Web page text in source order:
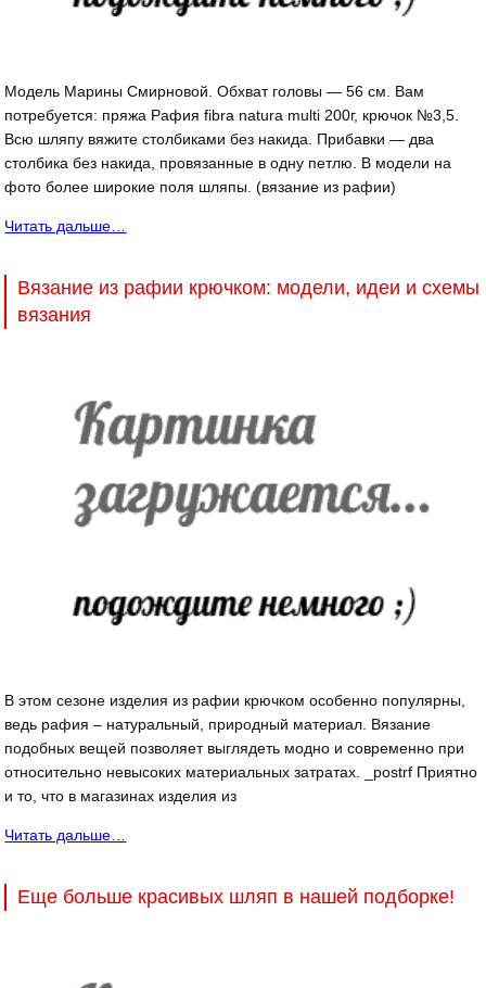
Модель Марины Смирновой. Обхват головы — 56 см. Вам
потребуется: пряжа Рафия fibra natura multi 200г, крючок №3,5.
Всю шляпу вяжите столбиками без накида. Прибавки — два
столбика без накида, провязанные в одну петлю. В модели на
фото более широкие поля шляпы. (вязание из рафии)
Читать дальше…
Вязание из рафии крючком: модели, идеи и схемы
вязания
В этом сезоне изделия из рафии крючком особенно популярны,
ведь рафия – натуральный, природный материал. Вязание
подобных вещей позволяет выглядеть модно и современно при
относительно невысоких материальных затратах. _postrf Приятно
и то, что в магазинах изделия из
Читать дальше…
Еще больше красивых шляп в нашей подборке!